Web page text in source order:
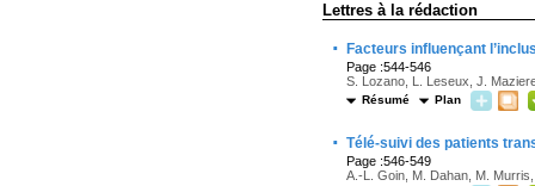
Lettres à la rédaction
· Facteurs influençant
Page :544-546
S. Lozano, L. Leseux, J.
Résumé Plan
· Télé-suivi des patients
Page :546-549
A.-L. Goin, M. Dahan, M.